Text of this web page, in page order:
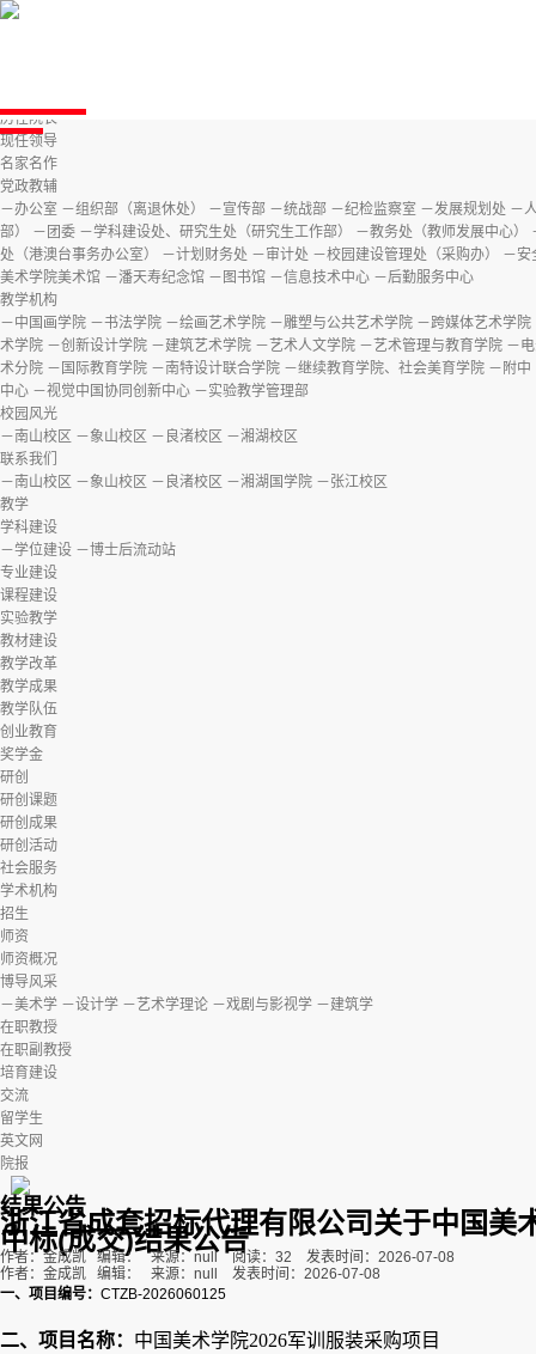
历任院长
现任领导
名家名作
党政教辅
－办公室 －组织部（离退休处） －宣传部 －统战部 －纪检监察室 －发展规划处 －
部）
－团委 －学科建设处、研究生处（研究生工作部） －教务处（教师发展中心）
处（港澳台事务办公室）
－计划财务处 －审计处 －校园建设管理处（采购办）
－安
美术学院美术馆 －潘天寿纪念馆 －图书馆 －信息技术中心 －后勤服务中心
教学机构
－中国画学院 －书法学院 －绘画艺术学院 －雕塑与公共艺术学院 －跨媒体艺术学院
术学院 －创新设计学院 －建筑艺术学院 －艺术人文学院 －艺术管理与教育学院 －
术分院 －国际教育学院 －南特设计联合学院 －继续教育学院、社会美育学院 －附中
中心 －视觉中国协同创新中心 －实验教学管理部
校园风光
－南山校区 －象山校区 －良渚校区 －湘湖校区
联系我们
－南山校区 －象山校区 －良渚校区 －湘湖国学院 －张江校区
教学
学科建设
－学位建设 －博士后流动站
专业建设
课程建设
实验教学
教材建设
教学改革
教学成果
教学队伍
创业教育
奖学金
研创
研创课题
研创成果
研创活动
社会服务
学术机构
招生
师资
师资概况
博导风采
－美术学 －设计学 －艺术学理论 －戏剧与影视学 －建筑学
在职教授
在职副教授
培育建设
交流
留学生
英文网
院报
结果公告
浙江省成套招标代理有限公司关于中国美
中标(成交)结果公告
作者：金成凯 编辑： 来源：null 阅读： 32 发表时间：2026-07-08
作者：金成凯 编辑： 来源：null 发表时间：2026-07-08
一、项目编号： CTZB-2026060125
二、项目名称： 中国美术学院2026军训服装采购项目